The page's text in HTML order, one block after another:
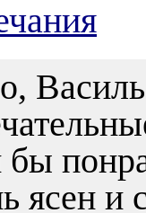
ясен и